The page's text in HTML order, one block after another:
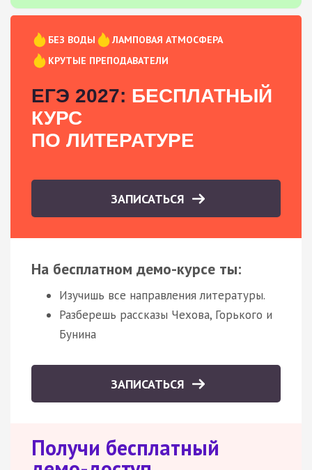
БЕЗ ВОДЫ
ЛАМПОВАЯ АТМОСФЕРА
КРУТЫЕ ПРЕПОДАВАТЕЛИ
ЕГЭ 2027: БЕСПЛАТНЫЙ
КУРС
ПО ЛИТЕРАТУРЕ
ЗАПИСАТЬСЯ
На бесплатном демо-курсе ты:
Изучишь все направления литературы.
Разберешь рассказы Чехова, Горького и
Бунина
ЗАПИСАТЬСЯ
Получи бесплатный